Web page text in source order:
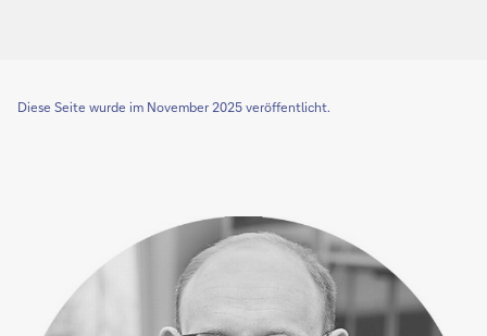
Diese Seite wurde im November 2025 veröffentlicht.